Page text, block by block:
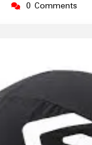
0 Comments